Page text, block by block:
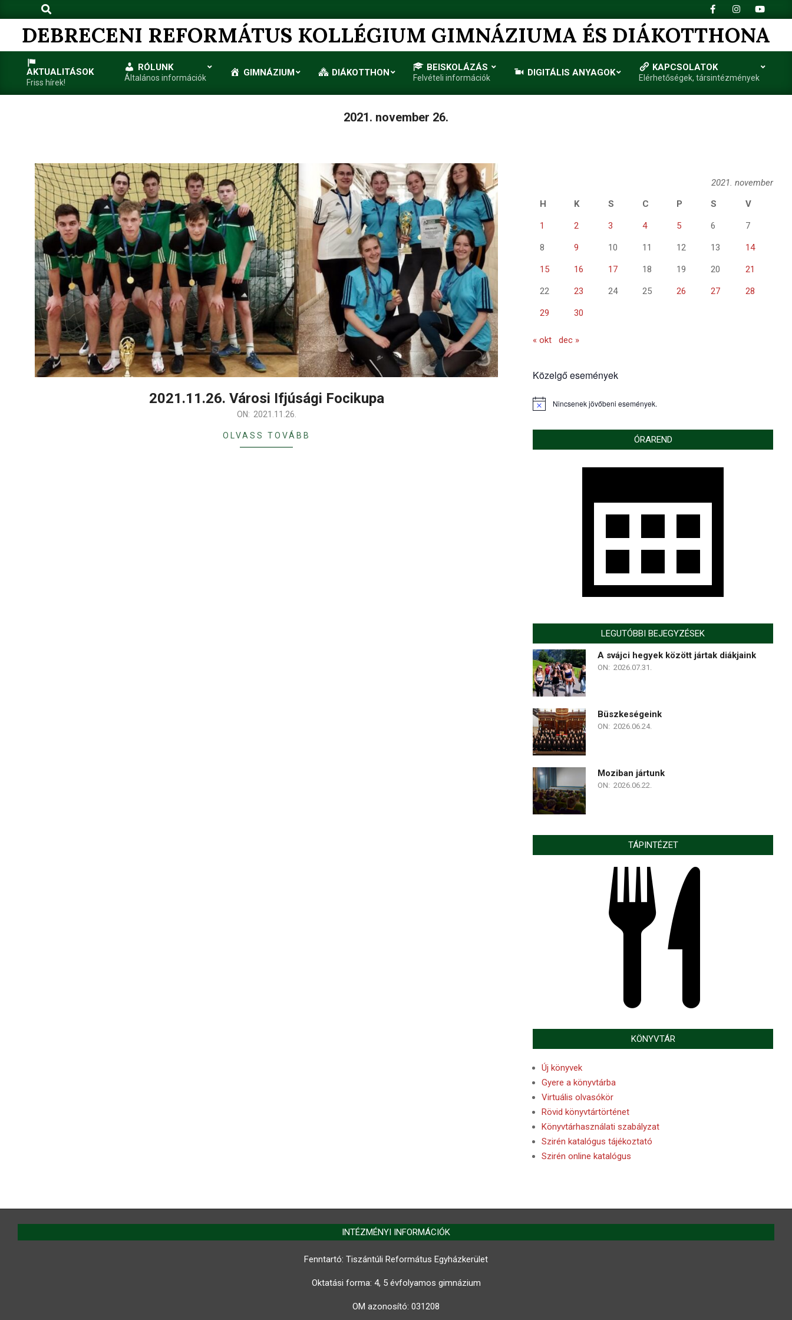
to
Search
DEBRECENI REFORMÁTUS KOLLÉGIUM GIMNÁZIUMA ÉS DIÁKOTTHONA
Primary
Navigation
AKTUALITÁSOK
Friss hírek!
RÓLUNK
Általános információk GIMNÁZIUM DIÁKOTTHON BEISKOLÁZÁS
Felvételi információk DIGITÁLIS ANYAGOK KAPCSOLATOK
Elérhetőségek, társintézmények
2021. november 26.
2021.11.26. Városi Ifjúsági Focikupa
ON: 2021.11.26.
OLVASS TOVÁBB
2021. november
H
K S C P S V
1 2 3 4 5 6 7
8 9 10 11 12 13 14
15 16 17 18 19 20 21
22 23 24 25 26 27 28
29 30
« okt dec »
Közelgő események
Notice Nincsenek jövőbeni események.
ÓRAREND
LEGUTÓBBI BEJEGYZÉSEK
A svájci hegyek között jártak diákjaink
ON: 2026.07.31.
Büszkeségeink
ON: 2026.06.24.
Moziban jártunk
ON: 2026.06.22.
TÁPINTÉZET
KÖNYVTÁR
Új könyvek
Gyere a könyvtárba
Virtuális olvasókör
Rövid könyvtártörténet
Könyvtárhasználati szabályzat
Szirén katalógus tájékoztató
Szirén online katalógus
INTÉZMÉNYI INFORMÁCIÓK
Fenntartó: Tiszántúli Református Egyházkerület
Oktatási forma: 4, 5 évfolyamos gimnázium
OM azonosító: 031208